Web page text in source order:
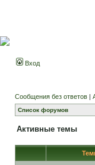
Вход
Сообщения без ответов |
Список форумов
Активные темы